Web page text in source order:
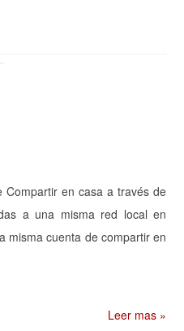
Compartir en casa a través de
a una misma red local en
misma cuenta de compartir en
Leer mas »